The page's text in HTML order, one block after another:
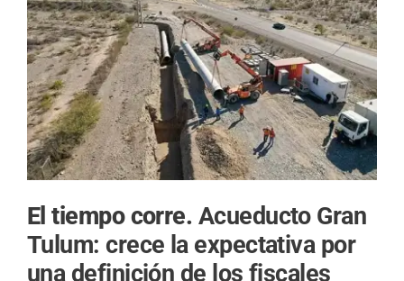
El tiempo corre. Acueducto Gran
Tulum: crece la expectativa por
una definición de los fiscales